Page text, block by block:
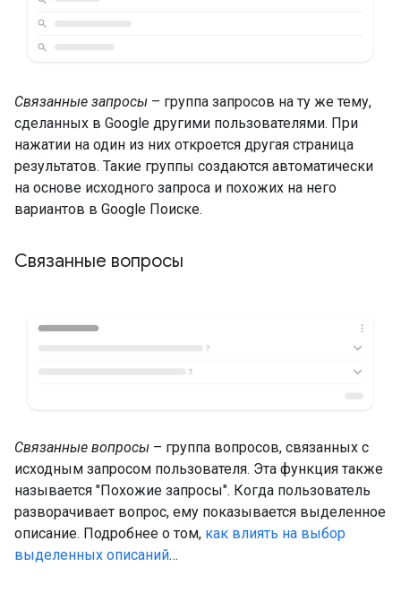
Связанные запросы – группа запросов на ту же тему,
сделанных в Google другими пользователями. При
нажатии на один из них откроется другая страница
результатов. Такие группы создаются автоматически
на основе исходного запроса и похожих на него
вариантов в Google Поиске.
Связанные вопросы
Связанные вопросы – группа вопросов, связанных с
исходным запросом пользователя. Эта функция также
называется "Похожие запросы". Когда пользователь
разворачивает вопрос, ему показывается выделенное
описание. Подробнее о том, как влиять на выбор
выделенных описаний…